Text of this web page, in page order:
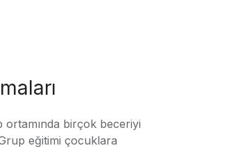
ortamında birçok beceriyi
eğitimi çocuklara